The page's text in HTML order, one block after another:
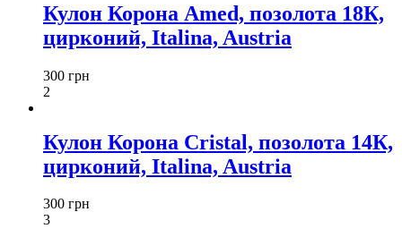
Кулон Корона Amed, позолота 18К,
цирконий, Italina, Austria
300 грн
2
Кулон Корона Cristal, позолота 14К,
цирконий, Italina, Austria
300 грн
3